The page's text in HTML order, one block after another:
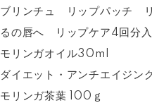
ブリンチュ リップパッチ
るの唇へ リップケア4回分
モリンガオイル30ml
ダイエット・アンチエイジン
モリンガ茶葉 100ｇ